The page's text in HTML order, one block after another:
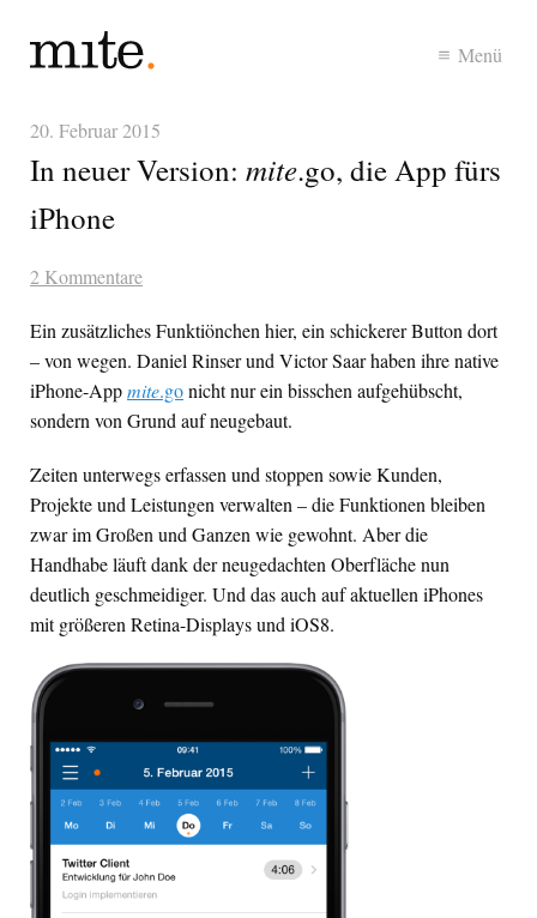
Menü
20. Februar 2015
In neuer Version: mite.go, die App fürs
iPhone
2 Kommentare
Ein zusätzliches Funktiönchen hier, ein schickerer Button dort
– von wegen. Daniel Rinser und Victor Saar haben ihre native
iPhone-Appmite.gonicht nur ein bisschen aufgehübscht,
sondern von Grund auf neugebaut.
Zeiten unterwegs erfassen und stoppen sowie Kunden,
Projekte und Leistungen verwalten – die Funktionen bleiben
zwar im Großen und Ganzen wie gewohnt. Aber die
Handhabe läuft dank der neugedachten Oberfläche nun
deutlich geschmeidiger. Und das auch auf aktuellen iPhones
mit größeren Retina-Displays und iOS8.